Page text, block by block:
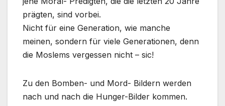
prägten, sind vorbei.
Nicht für eine Generation, wie manche
meinen, sondern für viele Generationen, denn
die Moslems vergessen nicht – sic!
Zu den Bomben- und Mord- Bildern werden
nach und nach die Hunger-Bilder kommen.